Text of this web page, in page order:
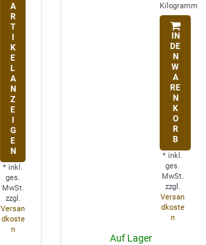
A
R
T
I
K
E
L
A
N
Z
E
I
G
E
N
* inkl.
ges.
MwSt.
zzgl.
Versan
dkoste
n
Kilogramm
IN
DE
N
W
A
RE
N
K
O
R
B
* inkl.
ges.
MwSt.
zzgl.
Versan
dkoste
n
Auf Lager